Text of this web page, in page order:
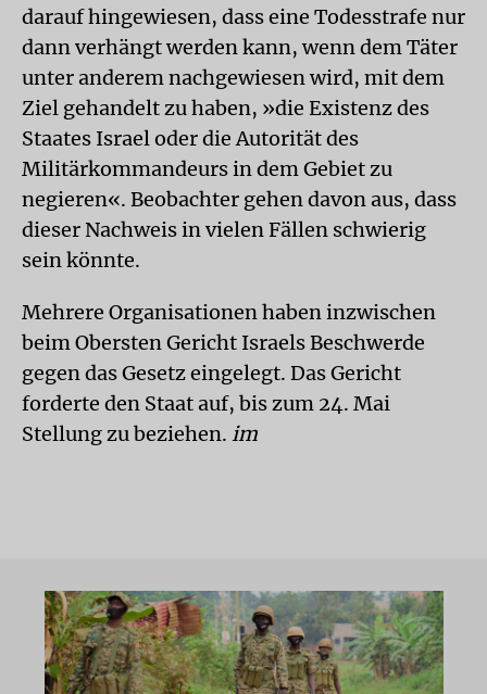
darauf hingewiesen, dass eine Todesstrafe nur
dann verhängt werden kann, wenn dem Täter
unter anderem nachgewiesen wird, mit dem
Ziel gehandelt zu haben, »die Existenz des
Staates Israel oder die Autorität des
Militärkommandeurs in dem Gebiet zu
negieren«. Beobachter gehen davon aus, dass
dieser Nachweis in vielen Fällen schwierig
sein könnte.
Mehrere Organisationen haben inzwischen
beim Obersten Gericht Israels Beschwerde
gegen das Gesetz eingelegt. Das Gericht
forderte den Staat auf, bis zum 24. Mai
Stellung zu beziehen. im